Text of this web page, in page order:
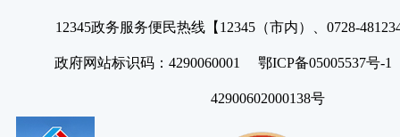
12345政务服务便民热线【12345（市内）、0728-
政府网站标识码：4290060001 鄂ICP备05005537号
42900602000138号